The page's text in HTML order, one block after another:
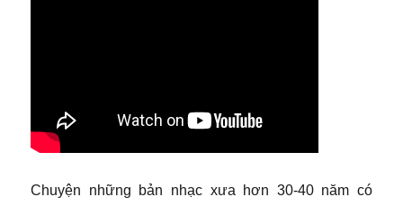
Chuyện những bản nhạc xưa hơn 30-40 năm có